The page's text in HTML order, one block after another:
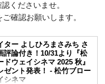
くださいませ。
確認お願いします。
ター よしひろまさみち さ
評論付き！10/31より『松
ドウェイシネマ 2025 秋』
ゼント発表！ - 松竹ブロー
シネマ